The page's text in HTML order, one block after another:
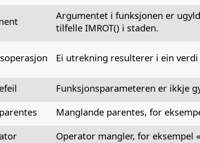
Argumentet i funksjonen er
tilfelle IMROT() i staden.
Ei utrekning resulterer i ein
Funksjonsparameteren er ikkje
Manglande parentes, for
Operator mangler, for eksempel